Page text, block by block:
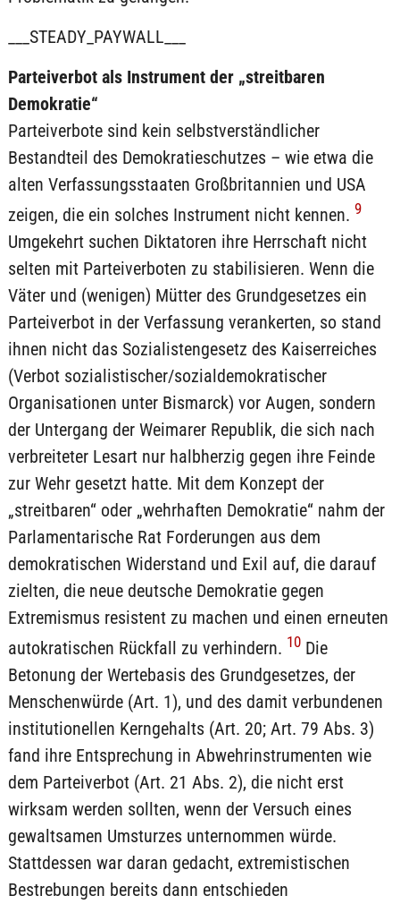
___STEADY_PAYWALL___
Parteiverbot als Instrument der „streitbaren
Demokratie“
Parteiverbote sind kein selbstverständlicher
Bestandteil des Demokratieschutzes – wie etwa die
alten Verfassungsstaaten Großbritannien und USA
zeigen, die ein solches Instrument nicht kennen. 9
Umgekehrt suchen Diktatoren ihre Herrschaft nicht
selten mit Parteiverboten zu stabilisieren. Wenn die
Väter und (wenigen) Mütter des Grundgesetzes ein
Parteiverbot in der Verfassung verankerten, so stand
ihnen nicht das Sozialistengesetz des Kaiserreiches
(Verbot sozialistischer/sozialdemokratischer
Organisationen unter Bismarck) vor Augen, sondern
der Untergang der Weimarer Republik, die sich nach
verbreiteter Lesart nur halbherzig gegen ihre Feinde
zur Wehr gesetzt hatte. Mit dem Konzept der
„streitbaren“ oder „wehrhaften Demokratie“ nahm der
Parlamentarische Rat Forderungen aus dem
demokratischen Widerstand und Exil auf, die darauf
zielten, die neue deutsche Demokratie gegen
Extremismus resistent zu machen und einen erneuten
autokratischen Rückfall zu verhindern. 10Die
Betonung der Wertebasis des Grundgesetzes, der
Menschenwürde (Art. 1), und des damit verbundenen
institutionellen Kerngehalts (Art. 20; Art. 79 Abs. 3)
fand ihre Entsprechung in Abwehrinstrumenten wie
dem Parteiverbot (Art. 21 Abs. 2), die nicht erst
wirksam werden sollten, wenn der Versuch eines
gewaltsamen Umsturzes unternommen würde.
Stattdessen war daran gedacht, extremistischen
Bestrebungen bereits dann entschieden